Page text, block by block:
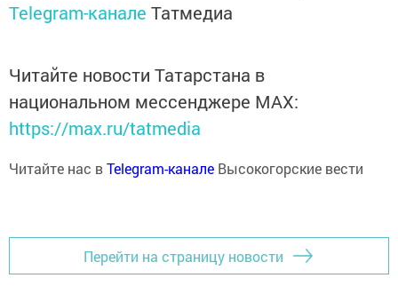
Telegram-канале Татмедиа
Читайте новости Татарстана в
национальном мессенджере MАХ:
https://max.ru/tatmedia
Читайте нас вTelegram-канале Высокогорские вести
Перейти на страницу новости